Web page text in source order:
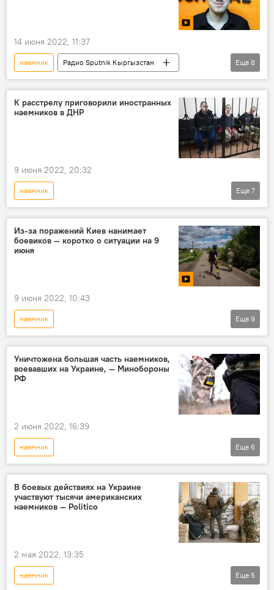
14 июня 2022, 11:37
наемник
Радио Sputnik Кыргызстан
Украина
ДНР
Великобритания
порядок
Еще 8
К расстрелу приговорили иностранных
наемников в ДНР
9 июня 2022, 20:32
наемник
Спецоперация России по защите Донбасса
ДНР
Великобритания
вина
приговор расстрел
Еще 7
Из-за поражений Киев нанимает
боевиков — коротко о ситуации на 9
июня
9 июня 2022, 10:43
наемник
Спецоперация России по защите Донбасса
Россия
США
Украина
Великобритания
Боевики
бензин
Еще 9
Уничтожена большая часть наемников,
воевавших на Украине, — Минобороны
РФ
2 июня 2022, 16:39
наемник
Спецоперация России по защите Донбасса
Украина
конфликт
иностранец
участие
Россия
Еще 6
В боевых действиях на Украине
участвуют тысячи американских
наемников — Politico
2 мая 2022, 13:35
наемник
Еще 5